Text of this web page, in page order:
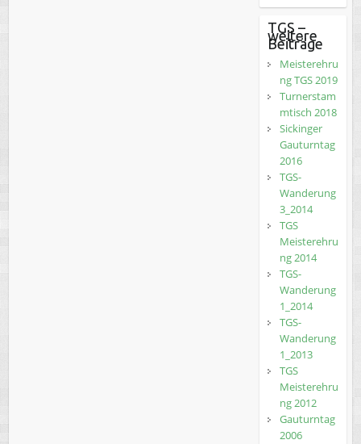
TGS –
weitere
Beiträge
Meisterehru
ng TGS 2019
Turnerstam
mtisch 2018
Sickinger
Gauturntag
2016
TGS-
Wanderung
3_2014
TGS
Meisterehru
ng 2014
TGS-
Wanderung
1_2014
TGS-
Wanderung
1_2013
TGS
Meisterehru
ng 2012
Gauturntag
2006